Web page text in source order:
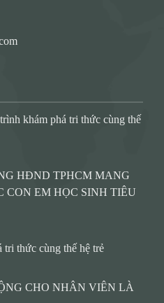
khám phá tri thức cùng thế
HĐND TPHCM MANG
EM HỌC SINH TIÊU
thức cùng thế hệ trẻ
CHO NHÂN VIÊN LÀ